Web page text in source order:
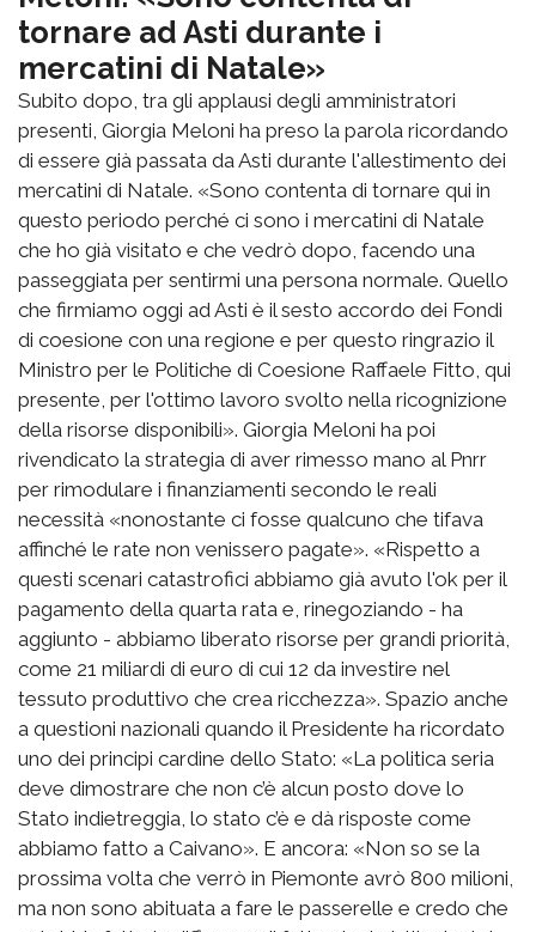
tornare ad Asti durante i
mercatini di Natale»
Subito dopo, tra gli applausi degli amministratori
presenti, Giorgia Meloni ha preso la parola ricordando
di essere già passata da Asti durante l'allestimento dei
mercatini di Natale. «Sono contenta di tornare qui in
questo periodo perché ci sono i mercatini di Natale
che ho già visitato e che vedrò dopo, facendo una
passeggiata per sentirmi una persona normale. Quello
che firmiamo oggi ad Asti è il sesto accordo dei Fondi
di coesione con una regione e per questo ringrazio il
Ministro per le Politiche di Coesione Raffaele Fitto, qui
presente, per l'ottimo lavoro svolto nella ricognizione
della risorse disponibili». Giorgia Meloni ha poi
rivendicato la strategia di aver rimesso mano al Pnrr
per rimodulare i finanziamenti secondo le reali
necessità «nonostante ci fosse qualcuno che tifava
affinché le rate non venissero pagate». «Rispetto a
questi scenari catastrofici abbiamo già avuto l'ok per il
pagamento della quarta rata e, rinegoziando - ha
aggiunto - abbiamo liberato risorse per grandi priorità,
come 21 miliardi di euro di cui 12 da investire nel
tessuto produttivo che crea ricchezza». Spazio anche
a questioni nazionali quando il Presidente ha ricordato
uno dei principi cardine dello Stato: «La politica seria
deve dimostrare che non c’è alcun posto dove lo
Stato indietreggia, lo stato c’è e dà risposte come
abbiamo fatto a Caivano». E ancora: «Non so se la
prossima volta che verrò in Piemonte avrò 800 milioni,
ma non sono abituata a fare le passerelle e credo che